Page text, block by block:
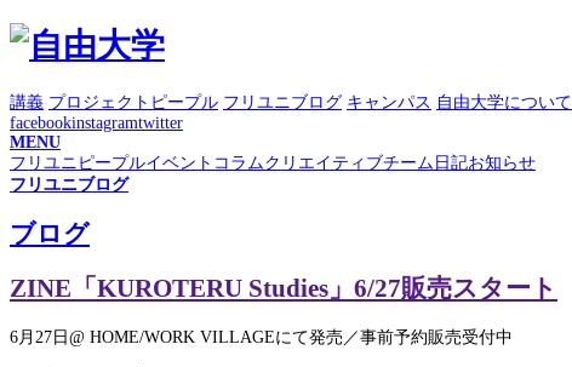
講義 プロジェクト ピープル フリユニブログ キャンパス 自由大学について
facebookinstagramtwitter
MENU
フリユニピープルイベント コラムクリエイティブチーム日記お知らせ
フリユニブログ
ブログ
ZINE「KUROTERU Studies」6/27販売スタート
6月27日@ HOME/WORK VILLAGEにて発売／事前予約販売受付中